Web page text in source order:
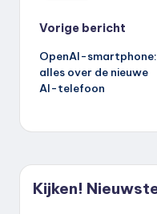
Bericht
navigatie
Vorige bericht
OpenAI-smartphone:
alles over de nieuwe
AI-telefoon
Kijken!